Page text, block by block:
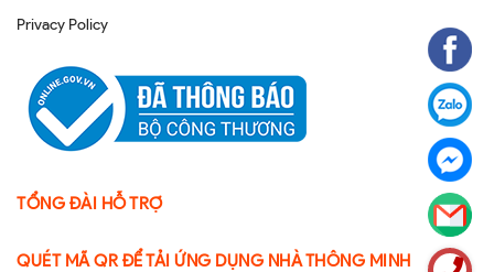
Privacy Policy
TỔNG ĐÀI HỖ TRỢ
QUÉT MÃ QR ĐỂ TẢI ỨNG DỤNG NHÀ THÔNG MINH